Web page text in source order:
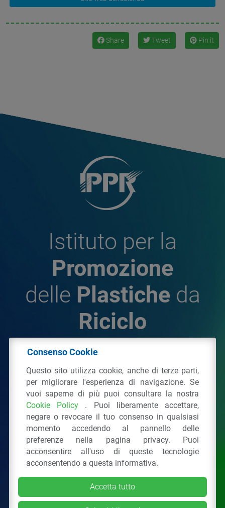
Share Tweet Pin it
Istituto per la
Promozione
delle Plastiche da
Riciclo
Plastiche da Riciclo
C.F. 97381090154
Via San Vittore 36 20123Milano (MI)
Tel.: 02 43928225.
Tutti i diritti riservati Privacy Policy &Cookie
Consenso Cookie
Questo sito utilizza cookie, anche di terze parti,
per migliorare l'esperienza di navigazione. Se
vuoi saperne di più puoi consultare la nostra
Cookie Policy . Puoi liberamente accettare,
negare o revocare il tuo consenso in qualsiasi
momento accedendo al pannello delle
preferenze nella pagina privacy. Puoi
acconsentire all'uso di queste tecnologie
acconsentendo a questa informativa.
Accetta tutto